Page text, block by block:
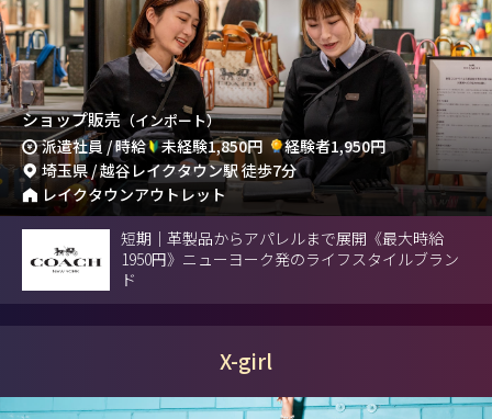
ショップ販売 （インポート）
派遣社員 / 時給 未経験1,850円
経験者1,950円
埼玉県 / 越谷レイクタウン駅 徒歩7分
レイクタウンアウトレット
短期｜革製品からアパレルまで展開《最大時給
1950円》ニューヨーク発のライフスタイルブラン
ド
X-girl